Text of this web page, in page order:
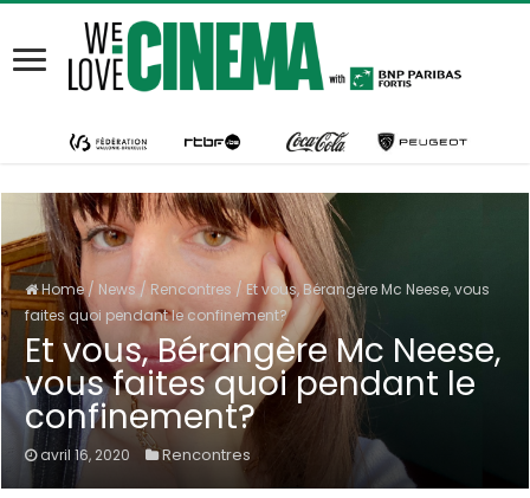
Home / News / Rencontres / Et vous, Bérangère Mc Neese, vous
faites quoi pendant le confinement?
Et vous, Bérangère Mc Neese,
vous faites quoi pendant le
confinement?
avril 16, 2020 Rencontres